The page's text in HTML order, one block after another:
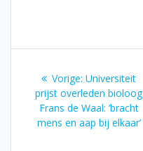
navigatie
Vorige: Vorig
bericht:
Universiteit
prijst overleden bioloog
Frans de Waal: ‘bracht
mens en aap bij elkaar’